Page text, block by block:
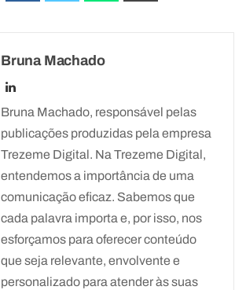
Bruna Machado
Bruna Machado, responsável pelas
publicações produzidas pela empresa
Trezeme Digital. Na Trezeme Digital,
entendemos a importância de uma
comunicação eficaz. Sabemos que
cada palavra importa e, por isso, nos
esforçamos para oferecer conteúdo
que seja relevante, envolvente e
personalizado para atender às suas